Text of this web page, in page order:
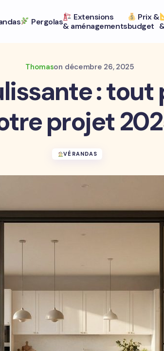
Pergolas
Extensions
& aménagements
Prix &
budget
Thomason décembre 26, 2025
: tout
projet
VÉRANDAS